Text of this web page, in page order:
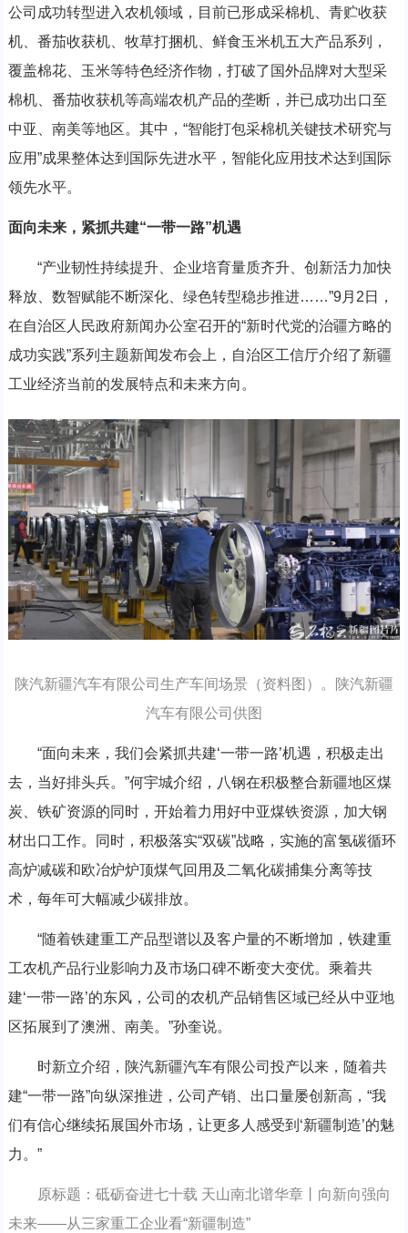
公司成功转型进入农机领域，目前已形成采棉机、青贮收获
机、番茄收获机、牧草打捆机、鲜食玉米机五大产品系列，
覆盖棉花、玉米等特色经济作物，打破了国外品牌对大型采
棉机、番茄收获机等高端农机产品的垄断，并已成功出口至
中亚、南美等地区。其中，“智能打包采棉机关键技术研究与
应用”成果整体达到国际先进水平，智能化应用技术达到国际
领先水平。
面向未来，紧抓共建“一带一路”机遇
“产业韧性持续提升、企业培育量质齐升、创新活力加快
释放、数智赋能不断深化、绿色转型稳步推进……”9月2日，
在自治区人民政府新闻办公室召开的“新时代党的治疆方略的
成功实践”系列主题新闻发布会上，自治区工信厅介绍了新疆
工业经济当前的发展特点和未来方向。
陕汽新疆汽车有限公司生产车间场景（资料图）。陕汽新疆
汽车有限公司供图
“面向未来，我们会紧抓共建‘一带一路’机遇，积极走出
去，当好排头兵。”何宇城介绍，八钢在积极整合新疆地区煤
炭、铁矿资源的同时，开始着力用好中亚煤铁资源，加大钢
材出口工作。同时，积极落实“双碳”战略，实施的富氢碳循环
高炉减碳和欧冶炉炉顶煤气回用及二氧化碳捕集分离等技
术，每年可大幅减少碳排放。
“随着铁建重工产品型谱以及客户量的不断增加，铁建重
工农机产品行业影响力及市场口碑不断变大变优。乘着共
建‘一带一路’的东风，公司的农机产品销售区域已经从中亚地
区拓展到了澳洲、南美。”孙奎说。
时新立介绍，陕汽新疆汽车有限公司投产以来，随着共
建“一带一路”向纵深推进，公司产销、出口量屡创新高，“我
们有信心继续拓展国外市场，让更多人感受到‘新疆制造’的魅
力。”
原标题：砥砺奋进七十载 天山南北谱华章丨向新向强向
未来——从三家重工企业看“新疆制造”